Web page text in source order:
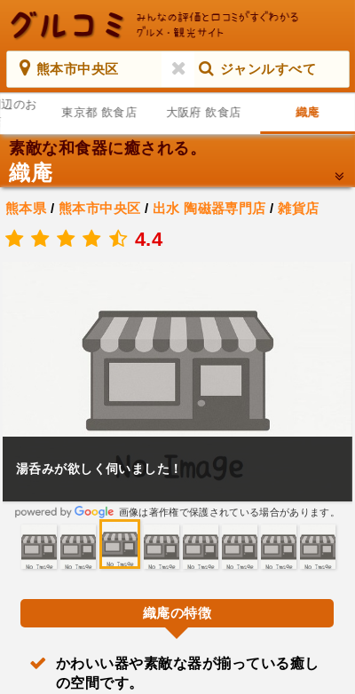
熊本市中央区 ジャンルすべて
のお
東京都 飲食店 大阪府 飲食店 織庵
素敵な和食器に癒される。
織庵
熊本県 / 熊本市中央区 / 出水 陶磁器専門店 /雑貨店
4.4
湯呑みが欲しく伺いました！
画像は著作権で保護されている場合があります。
織庵の特徴
かわいい器や素敵な器が揃っている癒し
の空間です。